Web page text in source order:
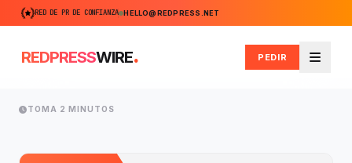
RED DE PR DE CONFIANZA HELLO@REDPRESS.NET
REDPRESSWIRE. PEDIR
Menú
TOMA 2 MINUTOS